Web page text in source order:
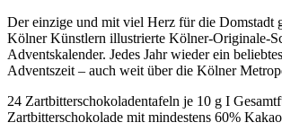
Der einzige und mit viel Herz für die Domstadt
Kölner Künstlern illustrierte Kölner-Originale-
Adventskalender. Jedes Jahr wieder ein
Adventszeit – auch weit über die Kölner
24 Zartbitterschokoladentafeln je 10 g I
Zartbitterschokolade mit mindestens 60% Kakao